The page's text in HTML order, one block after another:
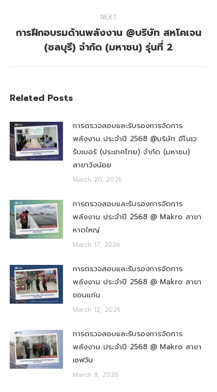
NEXT
Next
post:
การฝึกอบรมด้านพลังงาน @บริษัท สหโคเจน
(ชลบุรี) จำกัด (มหาชน) รุ่นที่ 2
Related Posts
การตรวจสอบและรับรองการจัดการ
พลังงาน ประจำปี 2568 @บริษัท อีโนเว
รับเบอร์ (ประเทศไทย) จำกัด (มหาชน)
สาขาวังน้อย
March 20, 2026
การตรวจสอบและรับรองการจัดการ
พลังงาน ประจำปี 2568 @ Makro สาขา
หาดใหญ่
March 17, 2026
การตรวจสอบและรับรองการจัดการ
พลังงาน ประจำปี 2568 @ Makro สาขา
ขอนแก่น
March 12, 2026
การตรวจสอบและรับรองการจัดการ
พลังงาน ประจำปี 2568 @ Makro สาขา
เซฟวัน
March 8, 2026